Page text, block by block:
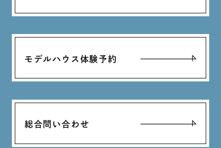
モデルハウス体験予約
総合問い合わせ